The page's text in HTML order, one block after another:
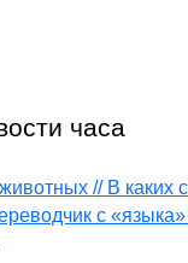
часа
// В каких
с